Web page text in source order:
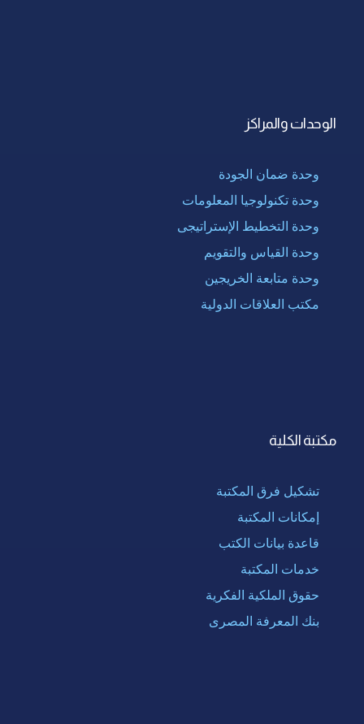
الوحدات والمراكز
وحدة ضمان الجودة
وحدة تكنولوجيا المعلومات
وحدة التخطيط الإستراتيجى
وحدة القياس والتقويم
وحدة متابعة الخريجين
مكتب العلاقات الدولية
مكتبة الكلية
تشكيل فرق المكتبة
إمكانات المكتبة
قاعدة بيانات الكتب
خدمات المكتبة
حقوق الملكية الفكرية
بنك المعرفة المصرى